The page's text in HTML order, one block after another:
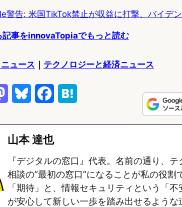
警告: 米国TikTok禁止が収益に打撃、バイデ
事をinnovaTopiaでもっと読む
ュース
テクノロジーと経済ニュース
o
d
u
s
k
b
o
n
a
山本 達也
『デジタルの窓口』代表。名前の通り、
相談の”最初の窓口”になることが私の役割
「期待」と、情報セキュリティという「
が安心して新しい一歩を踏み出せるよう